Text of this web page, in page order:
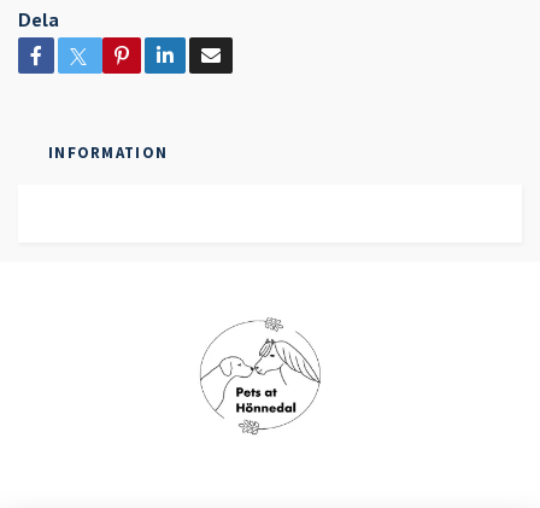
Dela
INFORMATION